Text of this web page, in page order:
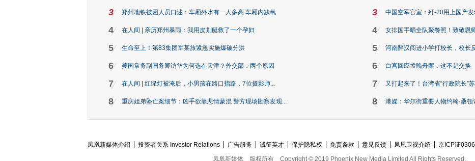
3 郑州地铁被困人员口述：车厢外水有一人多高 车厢内缺氧
4 在人间 | 亲历郑州暴雨：我用皮划艇救了一个孕妇
5 生命至上！第83集团军某旅紧急实施爆破分洪
6 美国常务副国务卿访华为何选在天津？外交部：两个原因
7 在人间 | 红绿灯被淹后，小男孩在路口指路，7位摄影师...
8 重庆姐弟坠亡案细节：凶手欲靠悲情蒙混 警方现场勘察发现...
3 中国空军官宣：歼-20用上国产发
4 女排国手晒全队聚餐照！致敬恩
5 河南醉汉闯进小学打校长，校长
6 白宫回应孟晚舟案：这不是交换
7 又打起来了！台湾省“行政院长”
8 港媒：华尔街重要人物约翰·桑
凤凰新媒体介绍 投资者关系 Investor Relations 广告服务 诚征英才 保护隐私权 免责条款 意见反馈 凤凰卫视介绍 京ICP证
凤凰新媒体
版权所有 Copyright © 2019 Phoenix New Media Limited All Rights Reserved.